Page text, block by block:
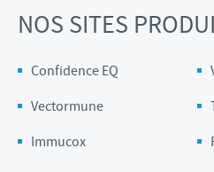
NOS SITES
Confidence EQ
Vectormune
Immucox